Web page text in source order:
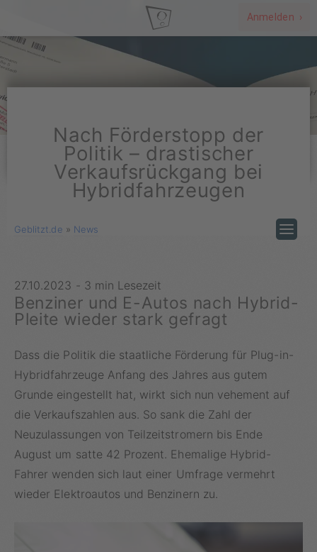
Anmelden ›
Nach Förderstopp der
Politik – drastischer
Verkaufsrückgang bei
Hybridfahrzeugen
Geblitzt.de » News
27.10.2023 - 3 min Lesezeit
Benziner und E-Autos nach Hybrid-
Pleite wieder stark gefragt
Dass die Politik die staatliche Förderung für Plug-in-
Hybridfahrzeuge Anfang des Jahres aus gutem
Grunde eingestellt hat, wirkt sich nun vehement auf
die Verkaufszahlen aus. So sank die Zahl der
Neuzulassungen von Teilzeitstromern bis Ende
August um satte 42 Prozent. Ehemalige Hybrid-
Fahrer wenden sich laut einer Umfrage vermehrt
wieder Elektroautos und Benzinern zu.